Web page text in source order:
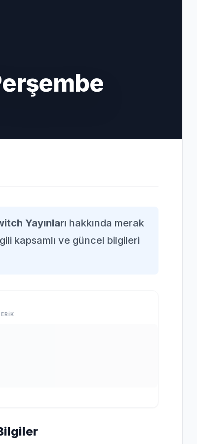
Yayınları hakkında merak
kapsamlı ve güncel bilgileri